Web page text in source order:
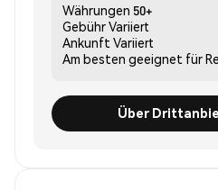
Währungen 50+
GebührVariiert
Ankunft Variiert
Am besten geeignet für
Über